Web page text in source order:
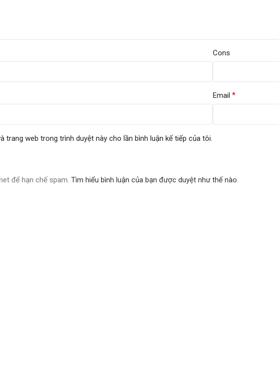
Cons
Email *
trang web trong trình duyệt này cho lần bình luận kế tiếp của tôi.
để hạn chế spam. Tìm hiểu bình luận của bạn được duyệt như thế nào.